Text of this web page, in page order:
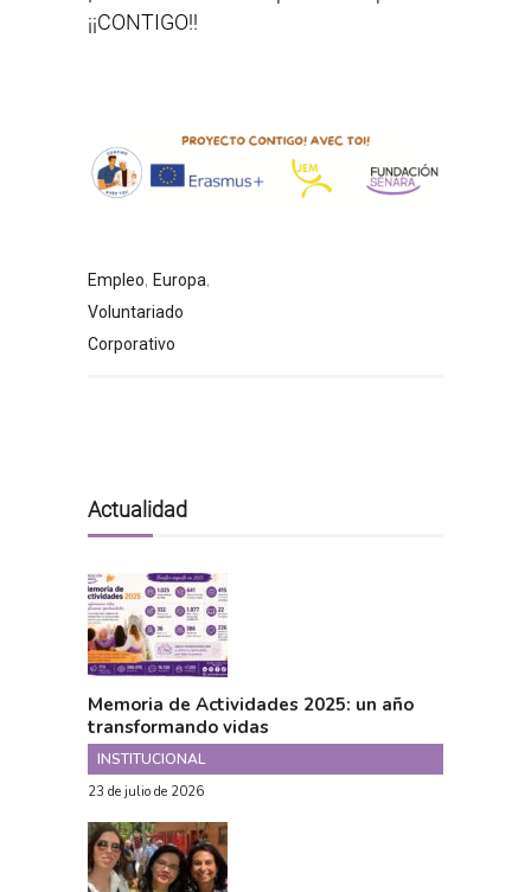
¡¡CONTIGO!!
Empleo, Europa,
Voluntariado
Corporativo
Actualidad
Memoria de Actividades 2025: un año
transformando vidas
INSTITUCIONAL
23 de julio de 2026